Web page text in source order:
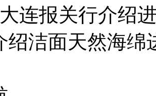
大连报关行介绍
绍洁面天然海绵